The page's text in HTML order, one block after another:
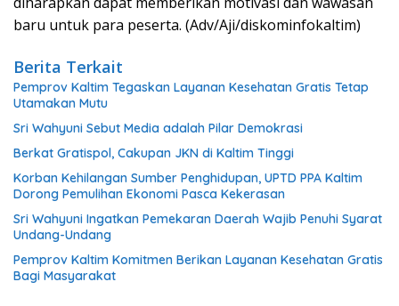
baru untuk para peserta. (Adv/Aji/diskominfokaltim)
Berita Terkait
Pemprov Kaltim Tegaskan Layanan Kesehatan Gratis Tetap
Utamakan Mutu
Sri Wahyuni Sebut Media adalah Pilar Demokrasi
Berkat Gratispol, Cakupan JKN di Kaltim Tinggi
Korban Kehilangan Sumber Penghidupan, UPTD PPA Kaltim
Dorong Pemulihan Ekonomi Pasca Kekerasan
Sri Wahyuni Ingatkan Pemekaran Daerah Wajib Penuhi Syarat
Undang-Undang
Pemprov Kaltim Komitmen Berikan Layanan Kesehatan Gratis
Bagi Masyarakat